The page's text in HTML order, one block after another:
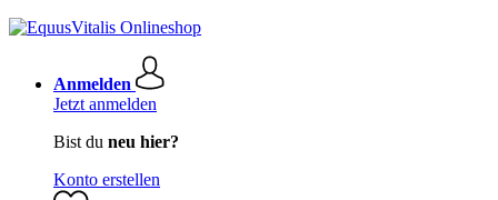
Anmelden
Jetzt anmelden
Bist du neu hier?
Konto erstellen